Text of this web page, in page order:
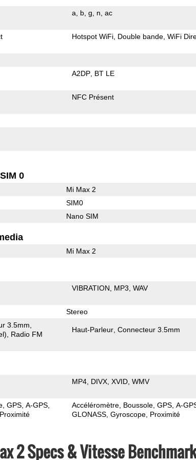
a b g n ac
Hotspot WiFi Double bande WiFi
A2DP BT LE
NFC Présent
0
Mi Max 2
SIM0
Nano SIM
Mi Max 2
VIBRATION MP3 WAV
Stereo
3.5mm
Radio FM
Haut-Parleur Connecteur 3.5mm
MP4 DIVX XVID WMV
GPS A-GPS
Proximité
Accéléromètre Boussole GPS A-
GLONASS Gyroscope Proximité
2 Specs & Vitesse